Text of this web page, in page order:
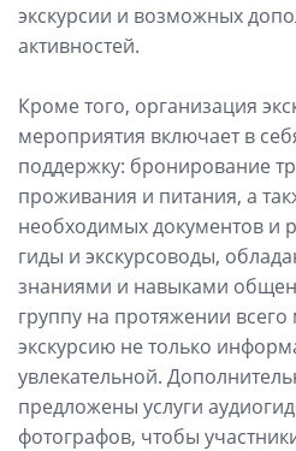
экскурсии и возможных
активностей.
Кроме того, организация
мероприятия включает в
поддержку: бронирование
проживания и питания, а
необходимых документов и
гиды и экскурсоводы,
знаниями и навыками
группу на протяжении
экскурсию не только
увлекательной.
предложены услуги
фотографов, чтобы